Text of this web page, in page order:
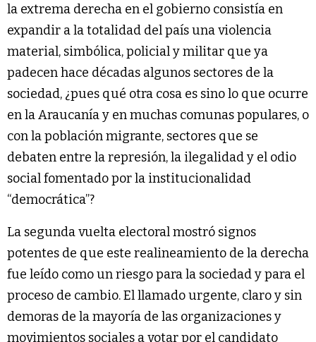
la extrema derecha en el gobierno consistía en
expandir a la totalidad del país una violencia
material, simbólica, policial y militar que ya
padecen hace décadas algunos sectores de la
sociedad, ¿pues qué otra cosa es sino lo que ocurre
en la Araucanía y en muchas comunas populares, o
con la población migrante, sectores que se
debaten entre la represión, la ilegalidad y el odio
social fomentado por la institucionalidad
“democrática”?
La segunda vuelta electoral mostró signos
potentes de que este realineamiento de la derecha
fue leído como un riesgo para la sociedad y para el
proceso de cambio. El llamado urgente, claro y sin
demoras de la mayoría de las organizaciones y
movimientos sociales a votar por el candidato